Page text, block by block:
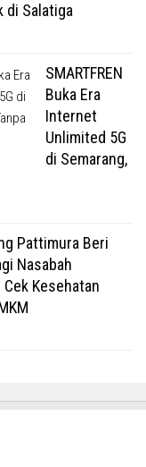
di Salatiga
SMARTFREN
Buka Era
Internet
Unlimited 5G
di Semarang,
Pattimura Beri
Nasabah
Kesehatan